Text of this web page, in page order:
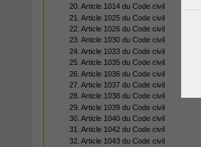
20. Article 1014 du Code civil
21. Article 1025 du Code civil
22. Article 1026 du Code civil
23. Article 1030 du Code civil
24. Article 1033 du Code civil
25. Article 1035 du Code civil
26. Article 1036 du Code civil
27. Article 1037 du Code civil
28. Article 1038 du Code civil
29. Article 1039 du Code civil
30. Article 1040 du Code civil
31. Article 1042 du Code civil
32. Article 1043 du Code civil